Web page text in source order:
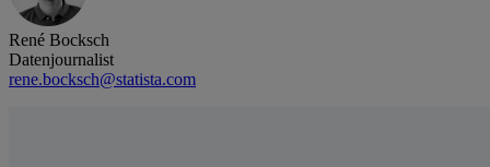
René Bocksch
Datenjournalist
rene.bocksch@statista.com